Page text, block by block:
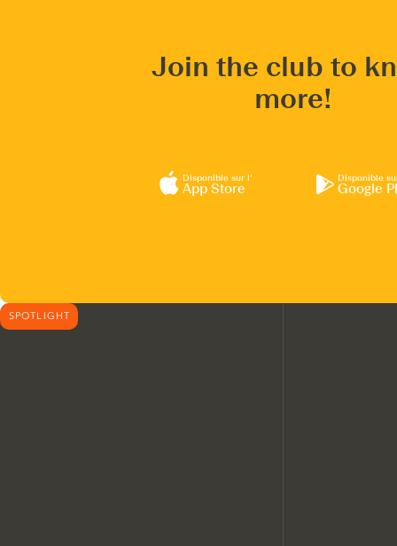
Join the club to
more!
Disponible sur l’
App Store
Disponible
Google
SPOTLIGHT